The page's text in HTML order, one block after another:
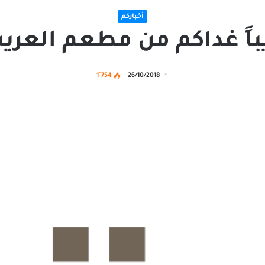
أخباركم
غداكم من مطعم
26/10/2018 1٬754